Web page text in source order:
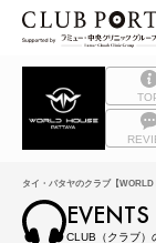
タイ・パタヤのクラブ【
EVENTS
CLUB（クラブ）